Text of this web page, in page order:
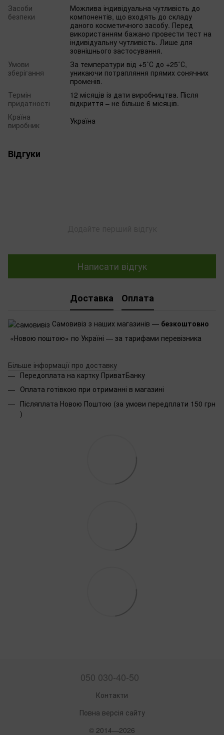
Засоби
безпеки
Можлива індивідуальна чутливість до
компонентів, що входять до складу
даного косметичного засобу. Перед
використанням бажано провести тест на
індивідуальну чутливість. Лише для
зовнішнього застосування.
Умови
зберігання
За температури від +5˚С до +25˚С,
уникаючи потрапляння прямих сонячних
променів.
Термін
придатності
12 місяців із дати виробництва. Після
відкриття – не більше 6 місяців.
Країна
виробник
Україна
Відгуки
Написати відгук
Доставка Оплата
Самовивіз з наших магазинів — безкоштовно
«Новою поштою» по Україні — за тарифами перевізника
Більше інформації про доставку
Передоплата на картку ПриватБанку
Оплата готівкою при отриманні в магазині
Післяплата Новою Поштою (за умови передплати 150 грн
)
050 030-40-50
Контакти
Повна версія сайту
© 2014—2026